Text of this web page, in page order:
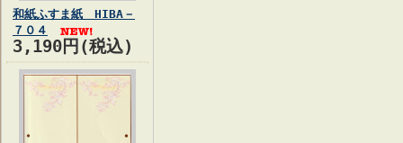
和紙ふすま紙 HIBA－
７０４
3,190円(税込)